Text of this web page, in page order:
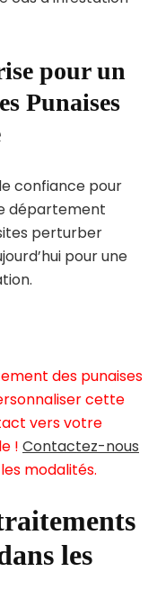
pour un
Punaises
confiance pour
département
perturber
pour une
des punaises
cette
vers votre
! Contactez-nous
modalités.
les